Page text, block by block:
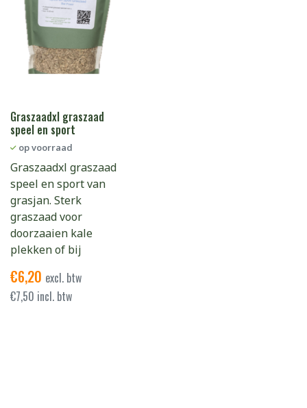
Graszaadxl graszaad
speel en sport
op voorraad
Graszaadxl graszaad
speel en sport van
grasjan. Sterk
graszaad voor
doorzaaien kale
plekken of bij
€6,20 excl. btw
€7,50 incl. btw